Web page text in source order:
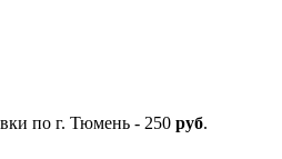
по г. Тюмень - 250 руб.